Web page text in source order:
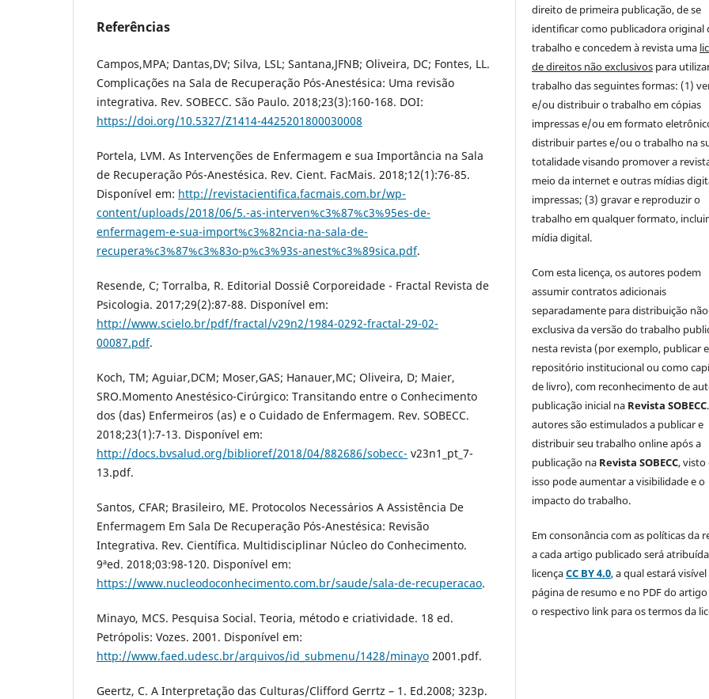
Referências
Campos,MPA; Dantas,DV; Silva, LSL; Santana,JFNB; Oliveira, DC; Fontes, LL.
Complicações na Sala de Recuperação Pós-Anestésica: Uma revisão
integrativa. Rev. SOBECC. São Paulo. 2018;23(3):160-168. DOI:
https://doi.org/10.5327/Z1414-4425201800030008
Portela, LVM. As Intervenções de Enfermagem e sua Importância na Sala
de Recuperação Pós-Anestésica. Rev. Cient. FacMais. 2018;12(1):76-85.
Disponível em: http://revistacientifica.facmais.com.br/wp-
content/uploads/2018/06/5.-as-interven%c3%87%c3%95es-de-
enfermagem-e-sua-import%c3%82ncia-na-sala-de-
recupera%c3%87%c3%83o-p%c3%93s-anest%c3%89sica.pdf.
Resende, C; Torralba, R. Editorial Dossiê Corporeidade - Fractal Revista de
Psicologia. 2017;29(2):87-88. Disponível em:
http://www.scielo.br/pdf/fractal/v29n2/1984-0292-fractal-29-02-
00087.pdf.
Koch, TM; Aguiar,DCM; Moser,GAS; Hanauer,MC; Oliveira, D; Maier,
SRO.Momento Anestésico-Cirúrgico: Transitando entre o Conhecimento
dos (das) Enfermeiros (as) e o Cuidado de Enfermagem. Rev. SOBECC.
2018;23(1):7-13. Disponível em:
http://docs.bvsalud.org/biblioref/2018/04/882686/sobecc- v23n1_pt_7-
13.pdf.
Santos, CFAR; Brasileiro, ME. Protocolos Necessários A Assistência De
Enfermagem Em Sala De Recuperação Pós-Anestésica: Revisão
Integrativa. Rev. Científica. Multidisciplinar Núcleo do Conhecimento.
9ªed. 2018;03:98-120. Disponível em:
https://www.nucleodoconhecimento.com.br/saude/sala-de-recuperacao.
Minayo, MCS. Pesquisa Social. Teoria, método e criatividade. 18 ed.
Petrópolis: Vozes. 2001. Disponível em:
http://www.faed.udesc.br/arquivos/id_submenu/1428/minayo 2001.pdf.
Geertz, C. A Interpretação das Culturas/Clifford Gerrtz – 1. Ed.2008; 323p.
direito de primeira publicação, de se
identificar como publicadora original
trabalho e concedem à revista uma
de direitos não exclusivos para
trabalho das seguintes formas: (1)
e/ou distribuir o trabalho em cópias
impressas e/ou em formato
distribuir partes e/ou o trabalho na
totalidade visando promover a
meio da internet e outras mídias
impressas; (3) gravar e reproduzir o
trabalho em qualquer formato,
mídia digital.
Com esta licença, os autores podem
assumir contratos adicionais
separadamente para distribuição
exclusiva da versão do trabalho
nesta revista (por exemplo, publicar
repositório institucional ou como
de livro), com reconhecimento de
publicação inicial na Revista SOBECC
autores são estimulados a publicar e
distribuir seu trabalho online após a
publicação na Revista SOBECC, visto
isso pode aumentar a visibilidade e o
impacto do trabalho.
Em consonância com as políticas da
a cada artigo publicado será
licençaCC BY 4.0, a qual estará
página de resumo e no PDF do
o respectivo link para os termos da